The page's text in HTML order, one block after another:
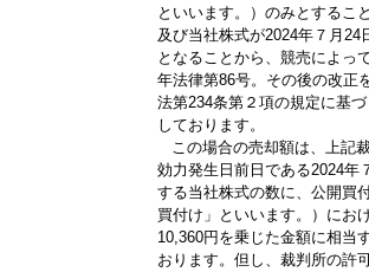
といいます。）のみとするこ
及び当社株式が2024年７月
となることから、競売によっ
年法律第86号。その後の改正
法第234条第２項の規定に基
しております。
この場合の売却額は、上記
効力発生日前日である2024年
する当社株式の数に、公開買
買付け」といいます。）にお
10,360円を乗じた金額に相当
おります。但し、裁判所の許